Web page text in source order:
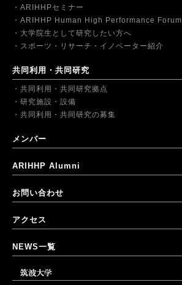
ARIHHPセミナー
ARIHHP Human High Performance Forum
大学院生として研究したい方へ
スポーツ・リサーチ・イノベーター紹介
共同利用・共同研究
共同利用・共同研究拠点
研究施設・設備
共同利用・共同研究の募集
メンバー
ARIHHP Alumni
お問い合わせ
アクセス
NEWS一覧